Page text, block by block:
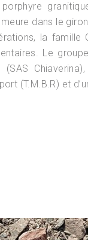
dans le
la famille
Le
(T.M.B.R) et